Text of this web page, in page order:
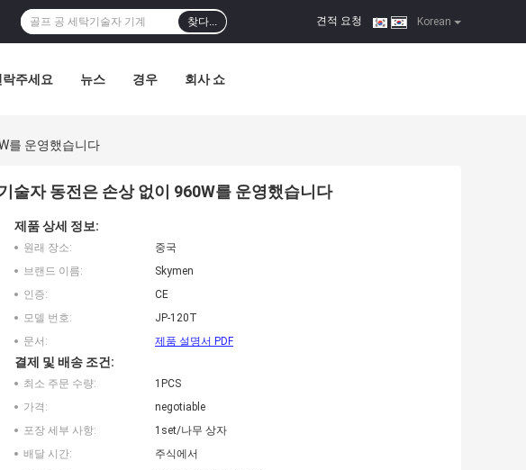
Korean
견적 요청 |
찾다...
락주세요 뉴스 경우 회사 쇼
를 운영했습니다
술자 동전은 손상 없이 960W를 운영했습니다
제품 상세 정보:
원래 장소:
중국
브랜드 이름:
Skymen
인증:
CE
모델 번호:
JP-120T
문서:
제품 설명서 PDF
결제 및 배송 조건:
최소 주문 수량:
1PCS
가격:
negotiable
포장 세부 사항:
1set/나무 상자
배달 시간:
주식에서